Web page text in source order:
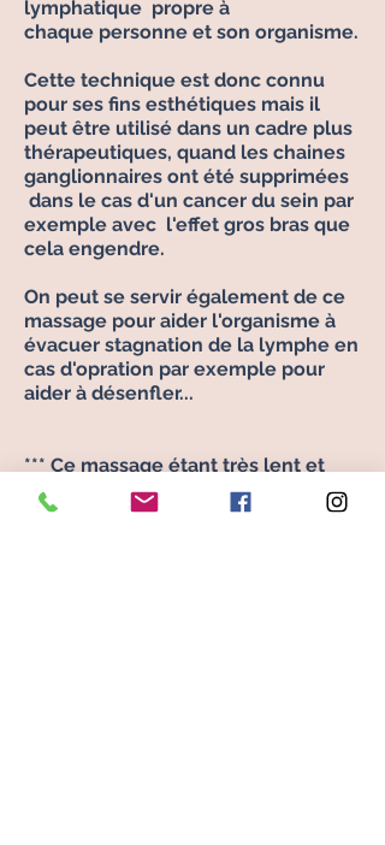
lymphatique propre à
chaque personne et son organisme.
Cette technique est donc connu
pour ses fins esthétiques mais il
peut être utilisé dans un cadre plus
thérapeutiques, quand les chaines
ganglionnaires ont été supprimées
dans le cas d'un cancer du sein par
exemple avec l'effet gros bras que
cela engendre.
On peut se servir également de ce
massage pour aider l'organisme à
évacuer stagnation de la lymphe en
cas d'opration par exemple pour
aider à désenfler...
*** Ce massage étant très lent et
très doux àpeine
perceptible, je l'ai
adapté aux personnes aimant les